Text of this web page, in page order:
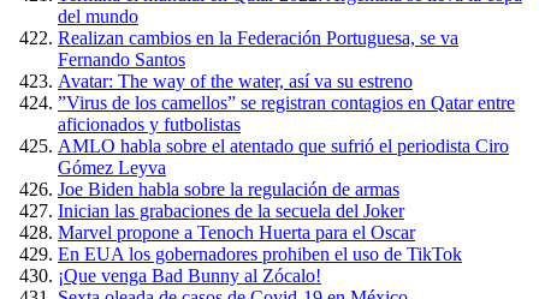
del mundo
Realizan cambios en la Federación Portuguesa, se va
Fernando Santos
Avatar: The way of the water, así va su estreno
”Virus de los camellos” se registran contagios en Qatar entre
aficionados y futbolistas
AMLO habla sobre el atentado que sufrió el periodista Ciro
Gómez Leyva
Joe Biden habla sobre la regulación de armas
Inician las grabaciones de la secuela del Joker
Marvel propone a Tenoch Huerta para el Oscar
En EUA los gobernadores prohiben el uso de TikTok
¡Que venga Bad Bunny al Zócalo!